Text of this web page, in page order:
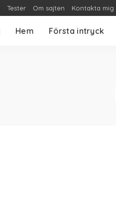
Tester Om sajten Kontakta mig
Hem Första intryck